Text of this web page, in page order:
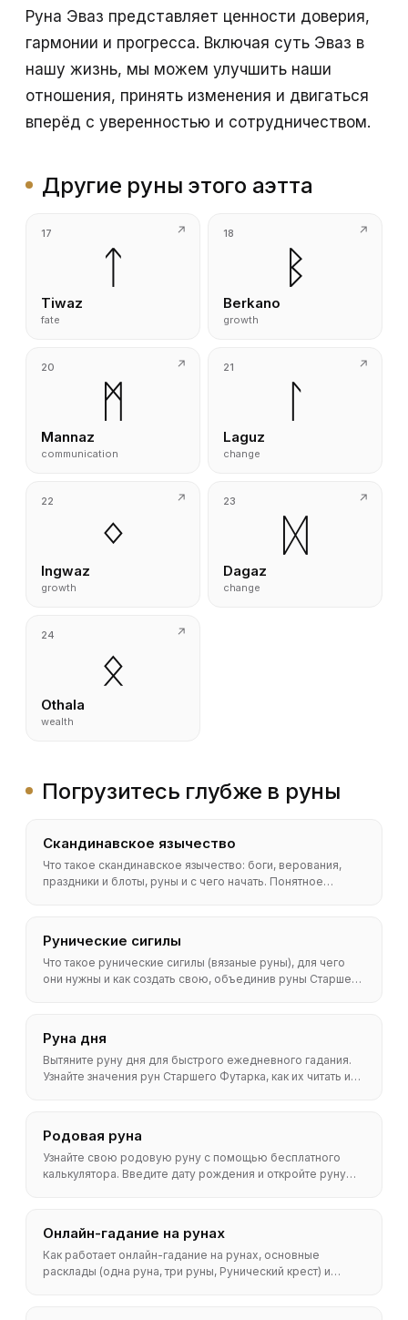
Руна Эваз представляет ценности доверия,
гармонии и прогресса. Включая суть Эваз в
нашу жизнь, мы можем улучшить наши
отношения, принять изменения и двигаться
вперёд с уверенностью и сотрудничеством.
Другие руны этого аэтта
17
ᛏ
Tiwaz
fate
18
ᛒ
Berkano
growth
20
ᛗ
Mannaz
communication
21
ᛚ
Laguz
change
22
ᛜ
Ingwaz
growth
23
ᛞ
Dagaz
change
24
ᛟ
Othala
wealth
Погрузитесь глубже в руны
Скандинавское язычество
Что такое скандинавское язычество: боги, верования,
праздники и блоты, руны и с чего начать. Понятное
Рунические сигилы
Что такое рунические сигилы (вязаные руны), для чего
они нужны и как создать свою, объединив руны Старшего
Руна дня
Вытяните руну дня для быстрого ежедневного гадания.
Узнайте значения рун Старшего Футарка, как их читать и
Родовая руна
Узнайте свою родовую руну с помощью бесплатного
калькулятора. Введите дату рождения и откройте руну
Онлайн-гадание на рунах
Как работает онлайн-гадание на рунах, основные
расклады (одна руна, три руны, Рунический крест) и